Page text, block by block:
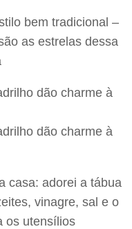
bem tradicional –
as estrelas dessa
casa: adorei a tábua
vinagre, sal e o
os utensílios